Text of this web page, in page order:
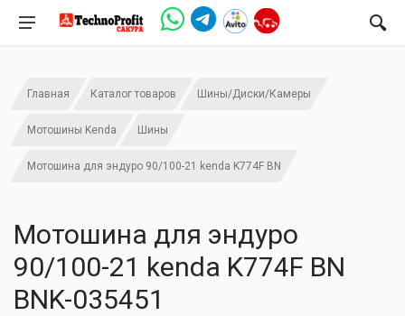
Главная Каталог товаров Шины/Диски/Камеры
Мотошины Kenda Шины
Мотошина для эндуро 90/100-21 kenda K774F BN
Мотошина для эндуро
90/100-21 kenda K774F BN
BNK-035451